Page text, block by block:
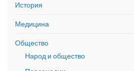
История
Медицина
Общество
Народ и общество